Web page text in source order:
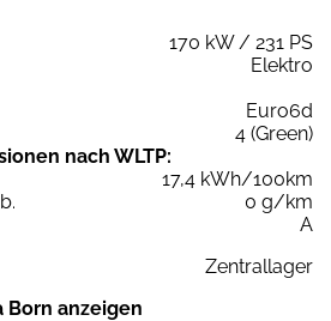
170 kW / 231 PS
Elektro
Euro6d
4 (Green)
nach WLTP:
17,4 kWh/100km
0 g/km
A
Zentrallager
Born anzeigen